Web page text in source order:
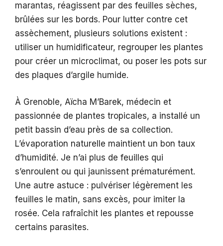
marantas, réagissent par des feuilles sèches,
brûlées sur les bords. Pour lutter contre cet
assèchement, plusieurs solutions existent :
utiliser un humidificateur, regrouper les plantes
pour créer un microclimat, ou poser les pots sur
des plaques d’argile humide.
À Grenoble, Aïcha M’Barek, médecin et
passionnée de plantes tropicales, a installé un
petit bassin d’eau près de sa collection.
L’évaporation naturelle maintient un bon taux
d’humidité. Je n’ai plus de feuilles qui
s’enroulent ou qui jaunissent prématurément.
Une autre astuce : pulvériser légèrement les
feuilles le matin, sans excès, pour imiter la
rosée. Cela rafraîchit les plantes et repousse
certains parasites.